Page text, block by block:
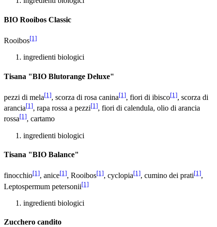
BIO Rooibos Classic
Rooibos[1]
ingredienti biologici
Tisana "BIO Blutorange Deluxe"
pezzi di mela[1], scorza di rosa canina[1], fiori di ibisco[1], scorza di
arancia[1], rapa rossa a pezzi[1], fiori di calendula, olio di arancia
rossa[1], cartamo
ingredienti biologici
Tisana "BIO Balance"
finocchio[1], anice[1], Rooibos[1], cyclopia[1], cumino dei prati[1],
Leptospermum petersonii[1]
ingredienti biologici
Zucchero candito